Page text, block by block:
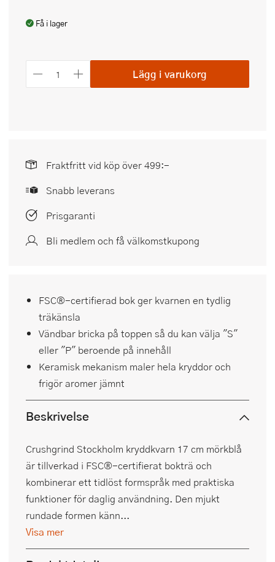
Få i lager
Lägg i varukorg
Fraktfritt vid köp över 499:-
Snabb leverans
Prisgaranti
Bli medlem och få välkomstkupong
FSC®-certifierad bok ger kvarnen en tydlig
träkänsla
Vändbar bricka på toppen så du kan välja "S"
eller "P" beroende på innehåll
Keramisk mekanism maler hela kryddor och
frigör aromer jämnt
Beskrivelse
Crushgrind Stockholm kryddkvarn 17 cm mörkblå
är tillverkad i FSC®-certifierat bokträ och
kombinerar ett tidlöst formspråk med praktiska
funktioner för daglig användning. Den mjukt
rundade formen känn...
Visa mer